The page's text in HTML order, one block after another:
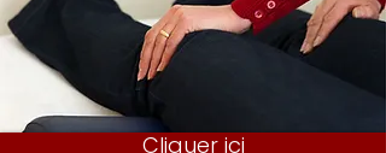
Cliquer ici